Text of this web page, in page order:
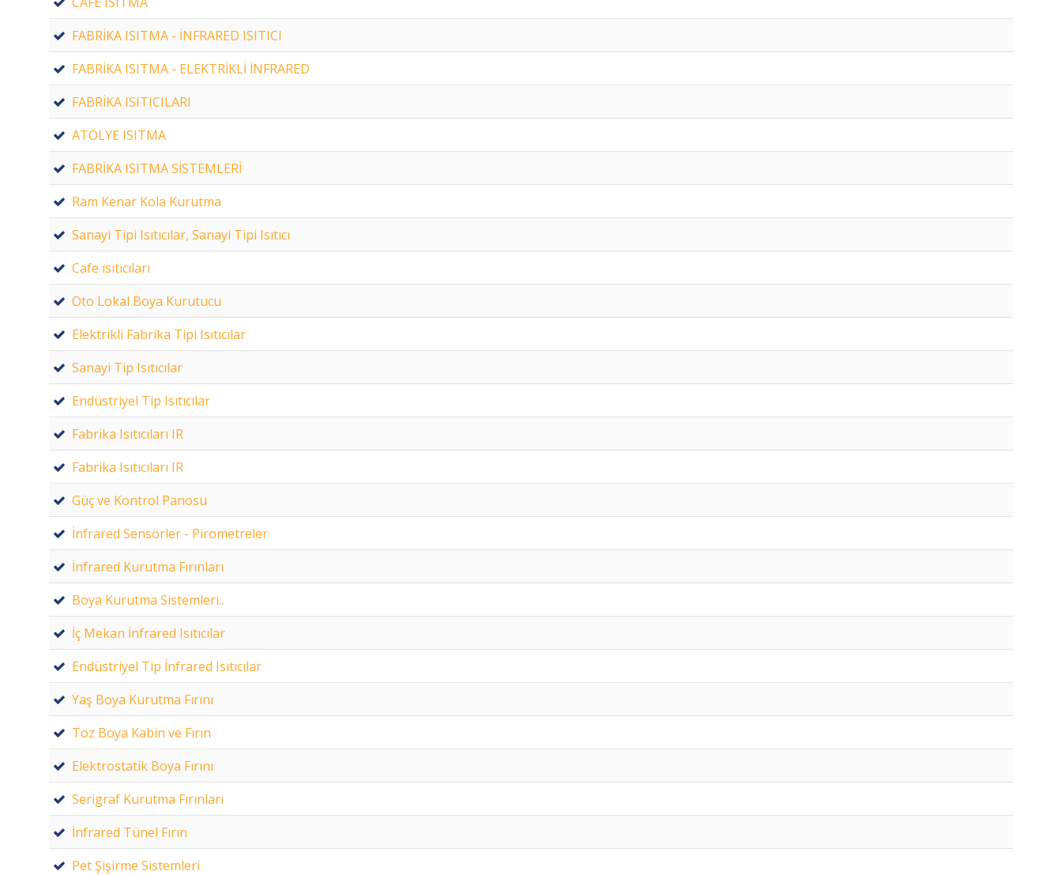
FABRİKA ISITMA - İNFRARED ISITICI
FABRİKA ISITMA - ELEKTRİKLİ İNFRARED
FABRİKA ISITICILARI
ATÖLYE ISITMA
FABRİKA ISITMA SİSTEMLERİ
Ram Kenar Kola Kurutma
Sanayi Tipi Isıtıcılar, Sanayi Tipi Isıtıcı
Cafe ısıtıcıları
Oto Lokal Boya Kurutucu
Elektrikli Fabrika Tipi Isıtıcılar
Sanayi Tip Isıtıcılar
Endüstriyel Tip Isıtıcılar
Fabrika Isıtıcıları IR
Fabrika Isıtıcıları IR
Güç ve Kontrol Panosu
İnfrared Sensörler - Pirometreler
İnfrared Kurutma Fırınları
Boya Kurutma Sistemleri..
İç Mekan İnfrared Isıtıcılar
Endüstriyel Tip İnfrared Isıtıcılar
Yaş Boya Kurutma Fırını
Toz Boya Kabin ve Fırın
Elektrostatik Boya Fırını
Serigraf Kurutma Fırınları
İnfrared Tünel Fırın
Pet Şişirme Sistemleri